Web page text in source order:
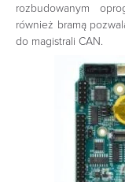
rozbudowanym
również bramą
do magistrali CAN.